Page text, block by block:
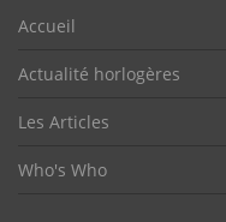
Accueil
Actualité horlogères
Les Articles
Who's Who